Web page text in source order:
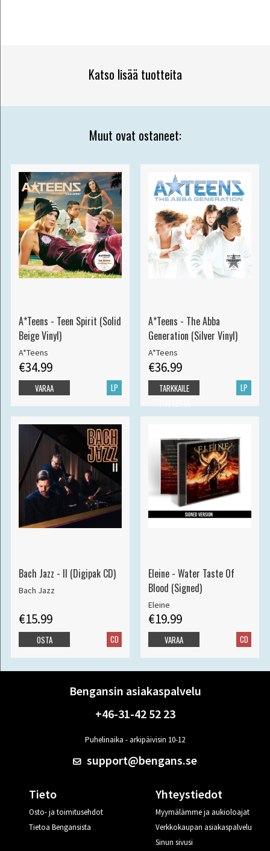
Katso lisää tuotteita
Muut ovat ostaneet:
A*Teens - Teen Spirit (Solid
Beige Vinyl)
A*Teens
€34.99
LP
VARAA
A*Teens - The Abba
Generation (Silver Vinyl)
A*Teens
€36.99
LP
TARKKAILE
Bach Jazz - II (Digipak CD)
Bach Jazz
€15.99
CD
OSTA
Eleine - Water Taste Of
Blood (Signed)
Eleine
€19.99
CD
VARAA
Bengansin asiakaspalvelu
+46-31-42 52 23
Puhelinaika - arkipäivisin 10-12
support@bengans.se
Tieto
Osto- ja toimitusehdot
Tietoa Bengansista
Yhteystiedot
Myymälämme ja aukioloajat
Verkkokaupan asiakaspalvelu
Sinun sivusi